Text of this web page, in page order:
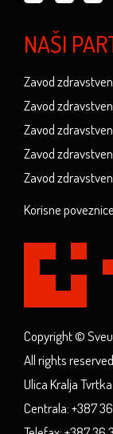
NAŠI
Zavod
Zavod
Zavod
Zavod
Zavod
Korisne poveznice...
Copyright ©
All rights
Ulica Kralja
Centrala: +387